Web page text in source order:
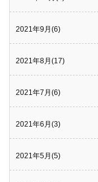
2021年9月(6)
2021年8月(17)
2021年7月(6)
2021年6月(3)
2021年5月(5)